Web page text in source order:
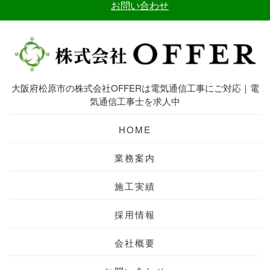
大阪府松原市の株式会社OFFERは電気通信工事にご対応｜電
気通信工事士を求人中
HOME
業務案内
施工実績
採用情報
会社概要